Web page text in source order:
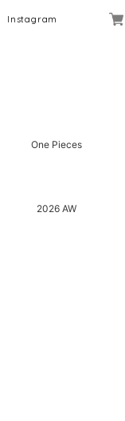
Instagram
One Pieces
2026 AW